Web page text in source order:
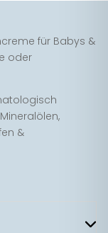
für Babys &
oder
&